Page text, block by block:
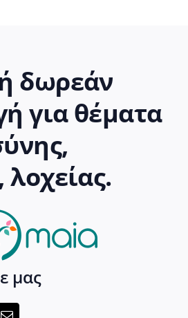
δωρεάν
για θέματα
μας